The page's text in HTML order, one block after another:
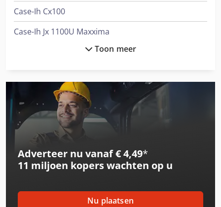
Case-Ih Cx100
Case-Ih Jx 1100U Maxxima
Case-Ih Maxxum 115
Case-Ih Mx 90C
Case-Ih Mx100
Case-Ih Mx100C
Case-Ih Mx120
Case-Ih Mx135
Toon meer
Adverteer nu vanaf € 4,49*
11 miljoen koperswachten op u
Nu plaatsen